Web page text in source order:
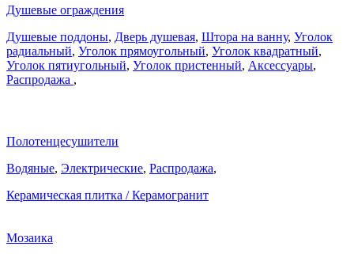
Душевые ограждения
Душевые поддоны, Дверь душевая, Штора на ванну, Уголок
радиальный, Уголок прямоугольный, Уголок квадратный,
Уголок пятиугольный, Уголок пристенный, Аксессуары,
Распродажа ,
Полотенцесушители
Водяные, Электрические, Распродажа,
Керамическая плитка / Керамогранит
Мозаика